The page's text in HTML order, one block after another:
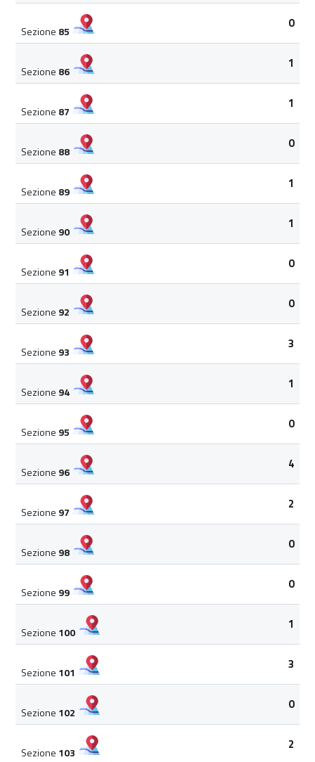
Sezione 85
0
Sezione 86
1
Sezione 87
1
Sezione 88
0
Sezione 89
1
Sezione 90
1
Sezione 91
0
Sezione 92
0
Sezione 93
3
Sezione 94
1
Sezione 95
0
Sezione 96
4
Sezione 97
2
Sezione 98
0
Sezione 99
0
Sezione 100
1
Sezione 101
3
Sezione 102
0
Sezione 103
2